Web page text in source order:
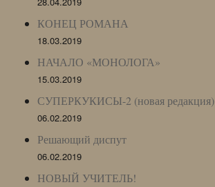
КОНЕЦ РОМАНА
18.03.2019
НАЧАЛО «МОНОЛОГА»
15.03.2019
СУПЕРКУКИСЫ-2 (новая редакция)
06.02.2019
Решающий диспут
06.02.2019
НОВЫЙ УЧИТЕЛЬ!